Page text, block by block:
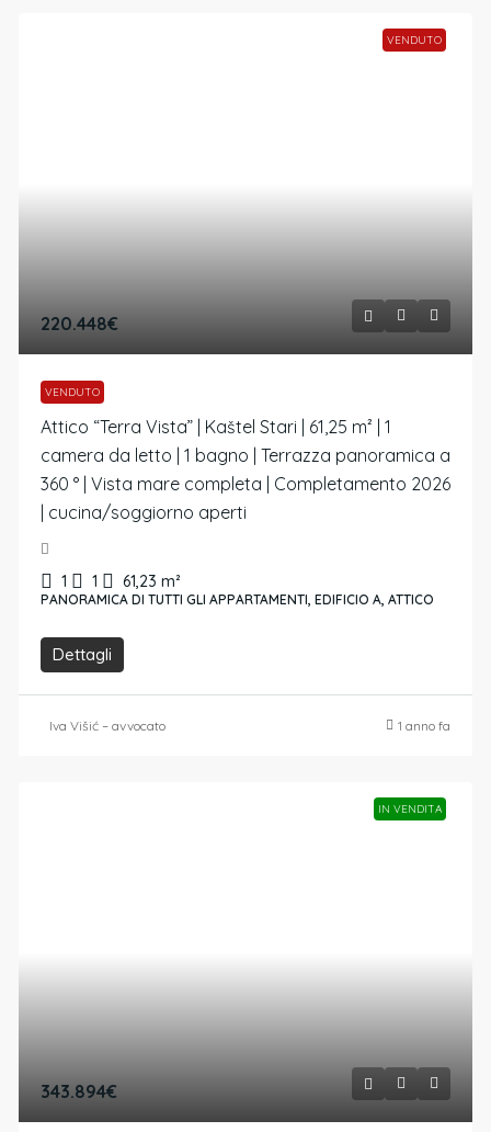
VENDUTO
220.448€
VENDUTO
Attico “Terra Vista” | Kaštel Stari | 61,25 m² | 1
camera da letto | 1 bagno | Terrazza panoramica a
360 ° | Vista mare completa | Completamento 2026
| cucina/soggiorno aperti
1 1 61,23 m²
PANORAMICA DI TUTTI GLI APPARTAMENTI, EDIFICIO A, ATTICO
Dettagli
Iva Višić – avvocato 1 anno fa
IN VENDITA
343.894€